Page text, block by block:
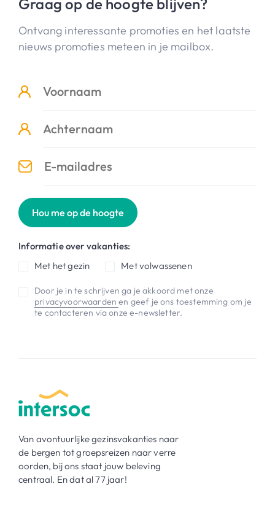
Graag op de hoogte blijven?
Ontvang interessante promoties en het laatste
nieuws promoties meteen in je mailbox.
Hou me op de hoogte
Informatie over vakanties:
Met het gezin
Met volwassenen
Door je in te schrijven ga je akkoord met onze
privacyvoorwaardenen geef je ons toestemming om je
te contacteren via onze e-newsletter.
Van avontuurlijke gezinsvakanties naar
de bergen tot groepsreizen naar verre
oorden, bij ons staat jouw beleving
centraal. En dat al 77 jaar!